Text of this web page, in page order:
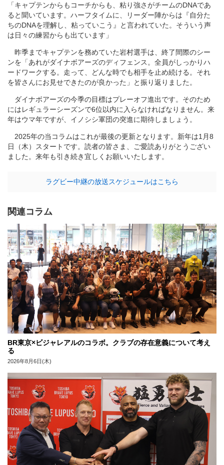
「キャプテンからもコーチからも、粘り強さがチームのDNAであ
ると聞いています。ハーフタイムに、リーダー陣からは『自分た
ちのDNAを理解し、粘っていこう』と言われていた。そういう声
は日々の練習からも出ています」
昨季までキャプテンを務めていた岩村選手は、終了間際のシー
ンを「あれがダイナボアーズのディフェンス。全員がしっかりハ
ードワークする。走って、どんな時でも相手を止め続ける。それ
を皆さんにお見せできたのが良かった」と振り返りました。
ダイナボアーズの今季の目標はプレーオフ進出です。そのため
にはレギュラーシーズンで6位以内に入らなければなりません。来
年はウマ年ですが、イノシシ軍団の突進に期待しましょう。
2025年の当コラムはこれが最後の更新となります。新年は1月8
日（木）スタートです。読者の皆さま、ご愛読ありがとうござい
ました。来年も引き続き宜しくお願いいたします。
ラグビー中継の放送スケジュールはこちら
関連コラム
BR東京×ビジャレアルのコラボ。クラブの存在意義について考え
る
2026年8月6日(木)